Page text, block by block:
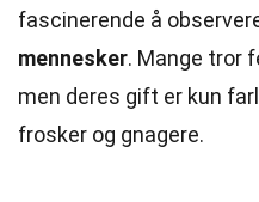
fascinerende å
mennesker. Mange tror
men deres gift er kun
frosker og gnagere.